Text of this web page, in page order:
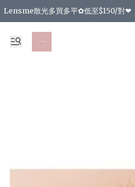
Lensme散光多買多平✿低至$150/對❤
台灣Karacon⁩✧日拋 特價清貨❁⃘
日本韓國多款日/月拋現貨☼ 特價❤︎數量
🇰🇷韓國多款月拋現貨 特價兩對$99✿數
精選商品，任選買2件或以上9 折；買4
精選商品，任選買2件HKD 140.00；
精選商品，任選買2件HKD 190.00；
精選商品，任選買2件HKD 110.00；買
精選商品，任選買2件HKD 170.00；
精選商品，任選買2件或以上減HKD
精選商品，任選買2件或以上減HKD
精選商品，任選買2件或以上95 折；
精選商品，任選買12件或以上87 折
精選商品，任選買2件或以上減HKD
精選商品，任選買2件或以上95 折；
購物滿 HKD 800.00即享免運費優惠！